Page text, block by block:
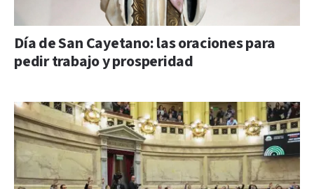
Día de San Cayetano: las oraciones para
pedir trabajo y prosperidad